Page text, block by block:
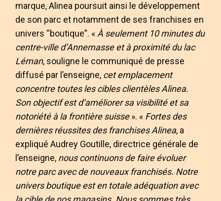
marque, Alinea poursuit ainsi le développement
de son parc et notamment de ses franchises en
univers “boutique”. «À seulement 10 minutes du
centre-ville d’Annemasse et à proximité du lac
Léman, souligne le communiqué de presse
diffusé par l’enseigne, cet emplacement
concentre toutes les cibles clientèles Alinea.
Son objectif est d’améliorer sa visibilité et sa
notoriété à la frontière suisse». « Fortes des
dernières réussites des franchises Alinea, a
expliqué Audrey Goutille, directrice générale de
l’enseigne, nous continuons de faire évoluer
notre parc avec de nouveaux franchisés. Notre
univers boutique est en totale adéquation avec